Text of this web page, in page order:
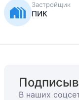
Застройщик
ПИК
В наших